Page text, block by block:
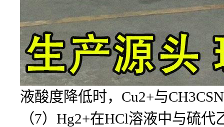
液酸度降低时，Cu2+与
（7）Hg2+在HCl溶液中与硫